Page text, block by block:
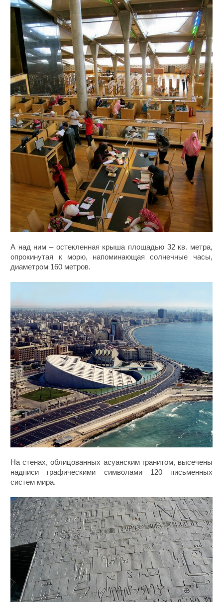
А над ним – остекленная крыша площадью 32 кв. метра,
опрокинутая к морю, напоминающая солнечные часы,
диаметром 160 метров.
На стенах, облицованных асуанским гранитом, высечены
надписи графическими символами 120 письменных
систем мира.